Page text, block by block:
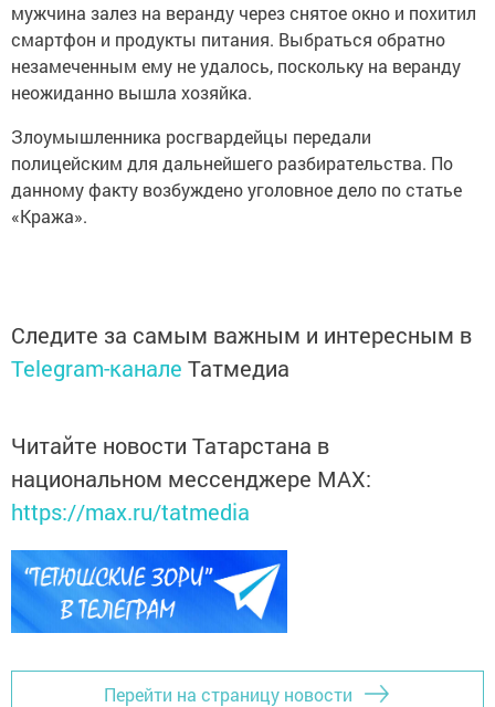
мужчина залез на веранду через снятое окно и похитил
смартфон и продукты питания. Выбраться обратно
незамеченным ему не удалось, поскольку на веранду
неожиданно вышла хозяйка.
Злоумышленника росгвардейцы передали
полицейским для дальнейшего разбирательства. По
данному факту возбуждено уголовное дело по статье
«Кража».
Следите за самым важным и интересным в
Telegram-канале Татмедиа
Читайте новости Татарстана в
национальном мессенджере MАХ:
https://max.ru/tatmedia
Перейти на страницу новости